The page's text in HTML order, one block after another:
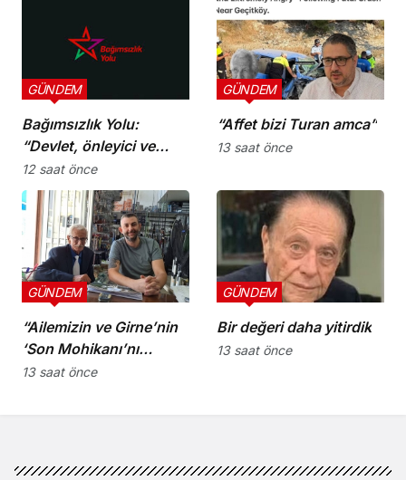
Bağımsızlık Yolu:
“Devlet, önleyici ve
koruyucu
sorumluluklarını yerine
getirmeli”
GÜNDEM
12 saat önce
“Affet bizi Turan amca”
GÜNDEM
13 saat önce
“Ailemizin ve Girne’nin
‘Son Mohikanı’nı
kaybettik”
GÜNDEM
13 saat önce
Bir değeri daha yitirdik
GÜNDEM
13 saat önce